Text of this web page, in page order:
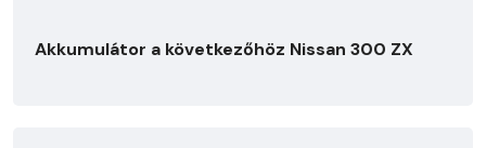
Akkumulátor a következőhöz Nissan 300 ZX